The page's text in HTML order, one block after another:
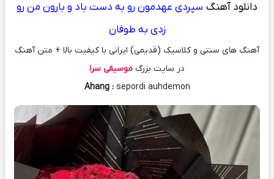
دانلود آهنگ سپردی عهدمون رو به دست باد و بارون من رو
زدی به طوفان
آهنگ های سنتی و کلاسیک (قدیمی) ایرانی با کیفیت بالا + متن آهنگ
در سایت بزرگ موسیقی سرا
Ahang :sepordi auhdemon